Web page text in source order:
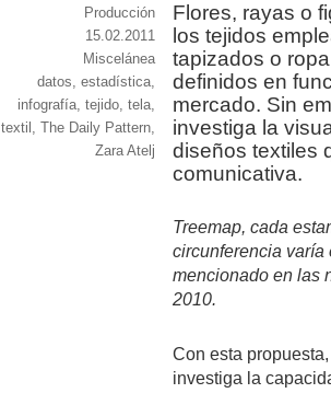
Flores, rayas o
los tejidos
tapizados o
definidos en
mercado. Sin
investiga la
diseños textiles
comunicativa.
Treemap, cada
circunferencia varía
mencionado en las
2010.
Con esta
investiga la
https://www.experimenta.es/author/
Producción
Publicado
el
15.02.2011
Categorías
Miscelánea
Etiquetas
datos,estadística,
infografía,tejido,tela,
textil ,The Daily Pattern,
Zara Atelj